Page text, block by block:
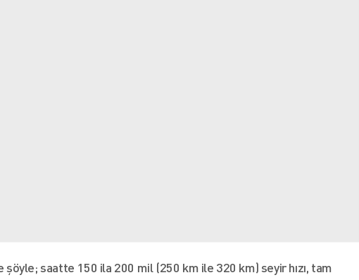
saatte 150 ila 200 mil (250 km ile 320 km) seyir hızı, tam